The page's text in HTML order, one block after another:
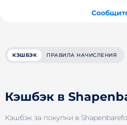
КЭШБЭК ПРАВИЛА НАЧИСЛЕНИЯ
Кэшбэк в
Кэшбэк за покупки в